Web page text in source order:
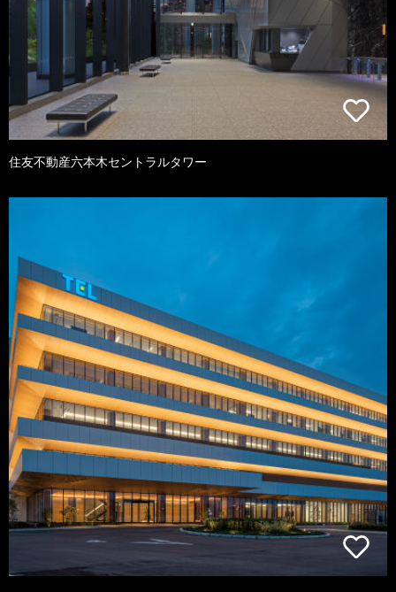
住友不動産六本木セントラルタワー